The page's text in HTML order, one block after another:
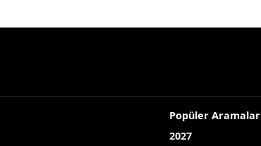
Popüler Aramalar
2027